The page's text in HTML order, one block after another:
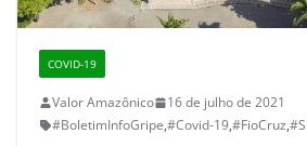
COVID-19
Valor Amazônico
16 de julho de 2021
#BoletimInfoGripe,#Covid-19,#FioCruz,